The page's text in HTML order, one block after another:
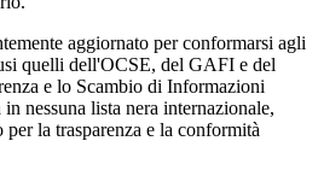
aggiornato per conformarsi agli
quelli dell'OCSE, del GAFI e del
e lo Scambio di Informazioni
nessuna lista nera internazionale,
la trasparenza e la conformità